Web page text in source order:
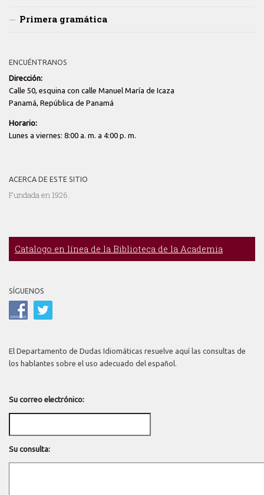
Primera gramática
ENCUÉNTRANOS
Dirección:
Calle 50, esquina con calle Manuel María de Icaza
Panamá, República de Panamá
Horario:
Lunes a viernes: 8:00 a. m. a 4:00 p. m.
ACERCA DE ESTE SITIO
Fundada en 1926.
Catalogo en línea de la Biblioteca de la Academia
SÍGUENOS
El Departamento de Dudas Idiomáticas resuelve aquí las consultas de
los hablantes sobre el uso adecuado del español.
Su correo electrónico:
Su consulta: